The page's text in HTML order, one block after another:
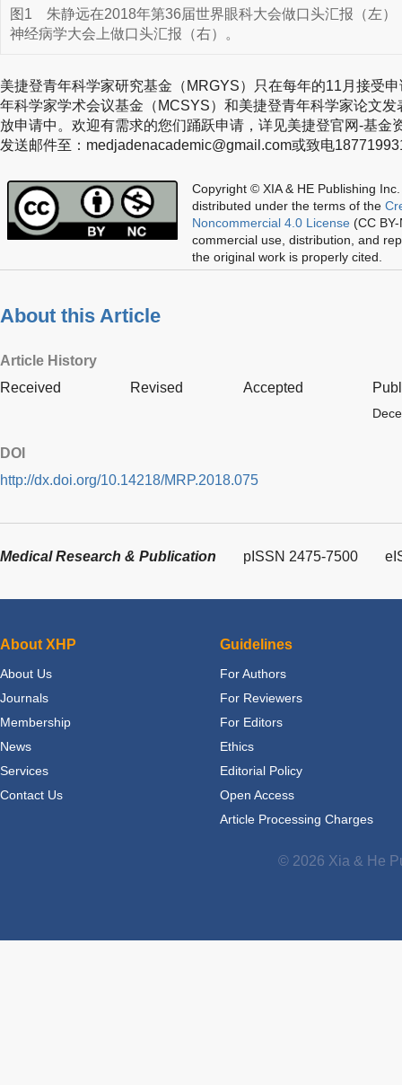
图1
朱静远在2018年第36届世界眼科大会做口头汇报（左
神经病学大会上做口头汇报（右）。
美捷登青年科学家研究基金（MRGYS）只在每年的11月接受
年科学家学术会议基金（MCSYS）和美捷登青年科学家论文
放申请中。欢迎有需求的您们踊跃申请，详见美捷登官网-基金
发送邮件至：medjadenacademic@gmail.com或致电
Copyright © XIA & HE Publishing Inc.
distributed under the terms of the
Noncommercial 4.0 License (CC
commercial use, distribution, and
the original work is properly cited.
About this Article
Article History
Received
Revised Accepted
DOI
http://dx.doi.org/10.14218/MRP.2018.075
Medical Research & Publication pISSN 2475-7500
About XHP
About Us
Journals
Membership
News
Services
Contact Us
Guidelines
For Authors
For Reviewers
For Editors
Ethics
Editorial Policy
Open Access
Article Processing Charges
© 2026 Xia & He